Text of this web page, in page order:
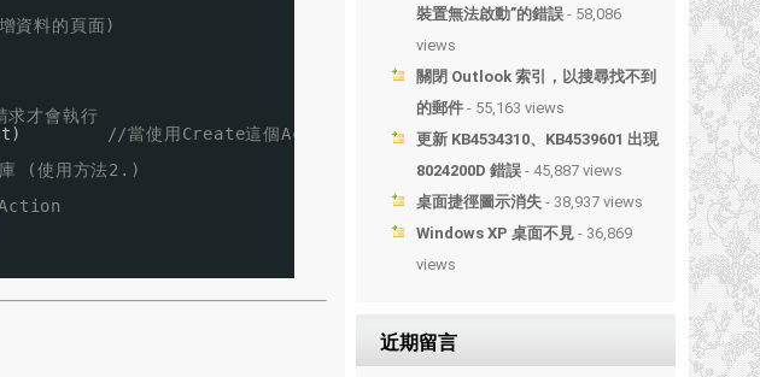
資料的頁面)
求才會執行
//當使用Create這個Action且有帶參數時
(使用方法2.)
裝置無法啟動”的錯誤 - 58,086
views
關閉 Outlook 索引，以搜尋找不到
的郵件 - 55,163 views
更新 KB4534310、KB4539601 出現
8024200D 錯誤 - 45,887 views
桌面捷徑圖示消失 - 38,937 views
Windows XP 桌面不見 - 36,869
views
近期留言